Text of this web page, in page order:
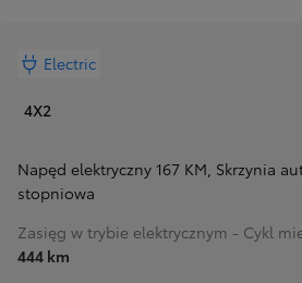
Electric
4X2
Napęd elektryczny 167 KM, Skrzynia
stopniowa
Zasięg w trybie elektrycznym - Cykl
444 km